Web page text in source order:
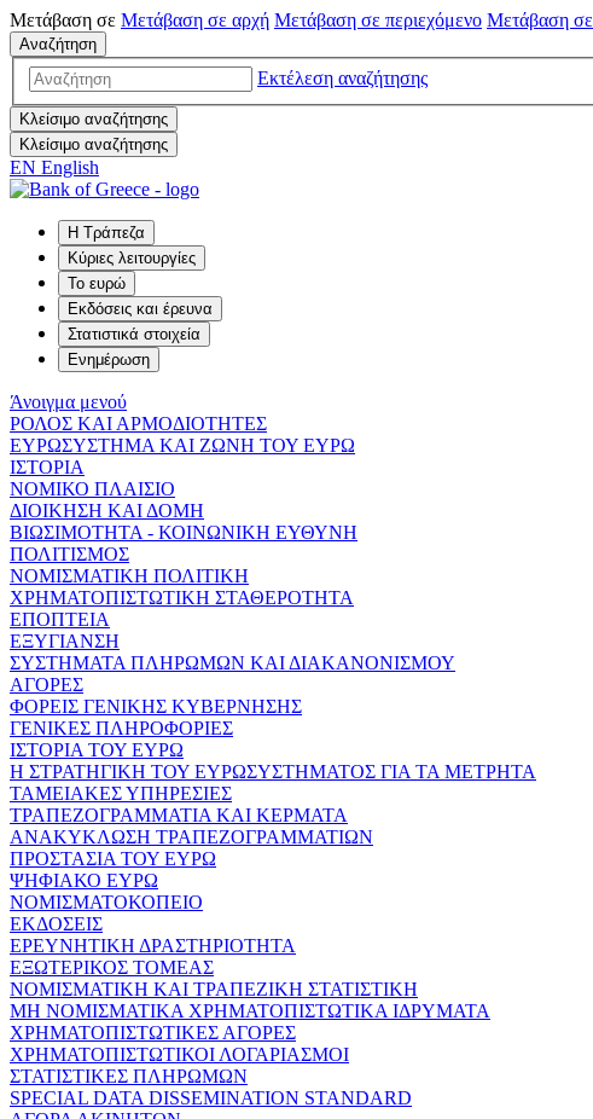
Μετάβαση σε Μετάβαση σε αρχή Μετάβαση σε περιεχόμενο Μετάβαση σε
Αναζήτηση
Εκτέλεση αναζήτησης
Κλείσιμο αναζήτησης
Κλείσιμο αναζήτησης
EN English
Η Τράπεζα
Κύριες λειτουργίες
Το ευρώ
Εκδόσεις και έρευνα
Στατιστικά στοιχεία
Ενημέρωση
Άνοιγμα μενού
ΡΟΛΟΣ ΚΑΙ ΑΡΜΟΔΙΟΤΗΤΕΣ
ΕΥΡΩΣΥΣΤΗΜΑ ΚΑΙ ΖΩΝΗ ΤΟΥ ΕΥΡΩ
ΙΣΤΟΡΙΑ
ΝΟΜΙΚΟ ΠΛΑΙΣΙΟ
ΔΙΟΙΚΗΣΗ ΚΑΙ ΔΟΜΗ
ΒΙΩΣΙΜΟΤΗΤΑ - ΚΟΙΝΩΝΙΚΗ ΕΥΘΥΝΗ
ΠΟΛΙΤΙΣΜΟΣ
ΝΟΜΙΣΜΑΤΙΚΗ ΠΟΛΙΤΙΚΗ
ΧΡΗΜΑΤΟΠΙΣΤΩΤΙΚΗ ΣΤΑΘΕΡΟΤΗΤΑ
ΕΠΟΠΤΕΙΑ
ΕΞΥΓΙΑΝΣΗ
ΣΥΣΤΗΜΑΤΑ ΠΛΗΡΩΜΩΝ ΚΑΙ ΔΙΑΚΑΝΟΝΙΣΜΟΥ
ΑΓΟΡΕΣ
ΦΟΡΕΙΣ ΓΕΝΙΚΗΣ ΚΥΒΕΡΝΗΣΗΣ
ΓΕΝΙΚΕΣ ΠΛΗΡΟΦΟΡΙΕΣ
ΙΣΤΟΡΙΑ ΤΟΥ ΕΥΡΩ
Η ΣΤΡΑΤΗΓΙΚΗ ΤΟΥ ΕΥΡΩΣΥΣΤΗΜΑΤΟΣ ΓΙΑ ΤΑ ΜΕΤΡΗΤΑ
ΤΑΜΕΙΑΚΕΣ ΥΠΗΡΕΣΙΕΣ
ΤΡΑΠΕΖΟΓΡΑΜΜΑΤΙΑ ΚΑΙ ΚΕΡΜΑΤΑ
ΑΝΑΚΥΚΛΩΣΗ ΤΡΑΠΕΖΟΓΡΑΜΜΑΤΙΩΝ
ΠΡΟΣΤΑΣΙΑ ΤΟΥ ΕΥΡΩ
ΨΗΦΙΑΚΟ ΕΥΡΩ
ΝΟΜΙΣΜΑΤΟΚΟΠΕΙΟ
ΕΚΔΟΣΕΙΣ
ΕΡΕΥΝΗΤΙΚΗ ΔΡΑΣΤΗΡΙΟΤΗΤΑ
ΕΞΩΤΕΡΙΚΟΣ ΤΟΜΕΑΣ
ΝΟΜΙΣΜΑΤΙΚΗ ΚΑΙ ΤΡΑΠΕΖΙΚΗ ΣΤΑΤΙΣΤΙΚΗ
ΜΗ ΝΟΜΙΣΜΑΤΙΚΑ ΧΡΗΜΑΤΟΠΙΣΤΩΤΙΚΑ ΙΔΡΥΜΑΤΑ
ΧΡΗΜΑΤΟΠΙΣΤΩΤΙΚΕΣ ΑΓΟΡΕΣ
ΧΡΗΜΑΤΟΠΙΣΤΩΤΙΚΟΙ ΛΟΓΑΡΙΑΣΜΟΙ
ΣΤΑΤΙΣΤΙΚΕΣ ΠΛΗΡΩΜΩΝ
SPECIAL DATA DISSEMINATION STANDARD